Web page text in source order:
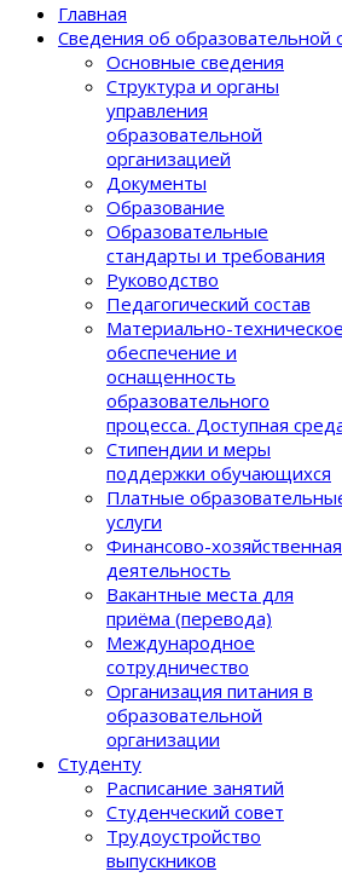
Главная
Сведения об образовательной
Основные сведения
Структура и органы
управления
образовательной
организацией
Документы
Образование
Образовательные
стандарты и требования
Руководство
Педагогический состав
Материально-техническое
обеспечение и
оснащенность
образовательного
процеcса. Доступная
Стипендии и меры
поддержки обучающихся
Платные
услуги
Финансово-хозяйственная
деятельность
Вакантные места для
приёма (перевода)
Международное
сотрудничество
Организация питания в
образовательной
организации
Студенту
Расписание занятий
Студенческий совет
Трудоустройство
выпускников